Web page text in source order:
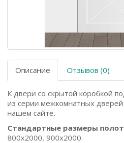
Описание Отзывов (0)
К двери со скрытой коробкой
из серии межкомнатных
нашем сайте.
Стандартные размеры
800x2000, 900x2000.